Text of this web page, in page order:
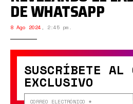
SUSCRÍBETE AL
EXCLUSIVO
DE WHATSAPP
8 Ago 2024 , 2:45 pm.